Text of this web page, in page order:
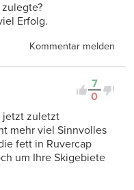
Erfolg.
Kommentar melden
7
0
jetzt zuletzt
mehr viel Sinnvolles
fett in Ruvercap
um Ihre Skigebiete